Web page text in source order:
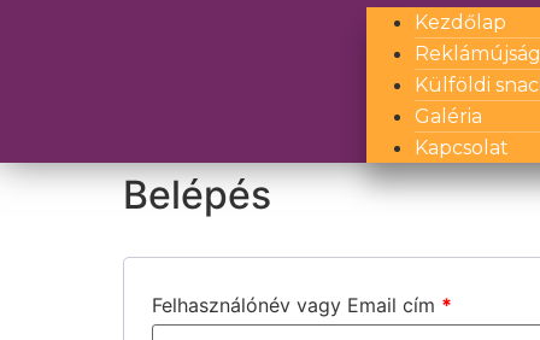
Kezdőlap
Reklámújság
Külföldi
Galéria
Kapcsolat
Belépés
Felhasználónév vagy Email cím *